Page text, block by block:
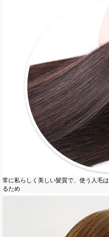
常に私らしく美しい髪質で、使う人毛は
るため